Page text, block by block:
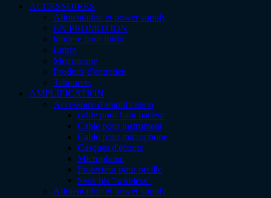
ACCESSOIRES
Alimentation et power supply
EN PROMOTION
lumiere pour lutrin
Lutrin
Métronome
Produits d'entretien
Tabourets
AMPLIFICATION
Accessoire d'amplification
cable pour haut parleur
Cable pour instrument
Cable pour microphone
Casques d'écoute
Microphone
Protecteur pour oreille
Sans fils "wireless"
Alimentation et power supply